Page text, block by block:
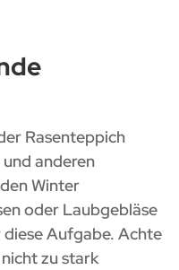
Rasenteppich
anderen
Winter
oder Laubgebläse
Aufgabe. Achte
zu stark